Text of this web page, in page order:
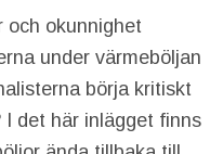
och okunnighet
under värmeböljan
börja kritiskt
det här inlägget finns